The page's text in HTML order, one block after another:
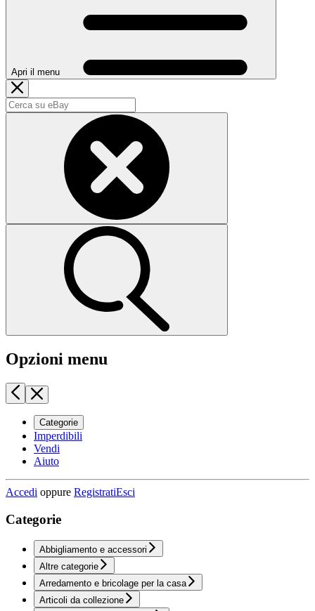
Apri il menu
Opzioni menu
Categorie
Imperdibili
Vendi
Aiuto
Accedi oppure RegistratiEsci
Categorie
Abbigliamento e accessori
Altre categorie
Arredamento e bricolage per la casa
Articoli da collezione